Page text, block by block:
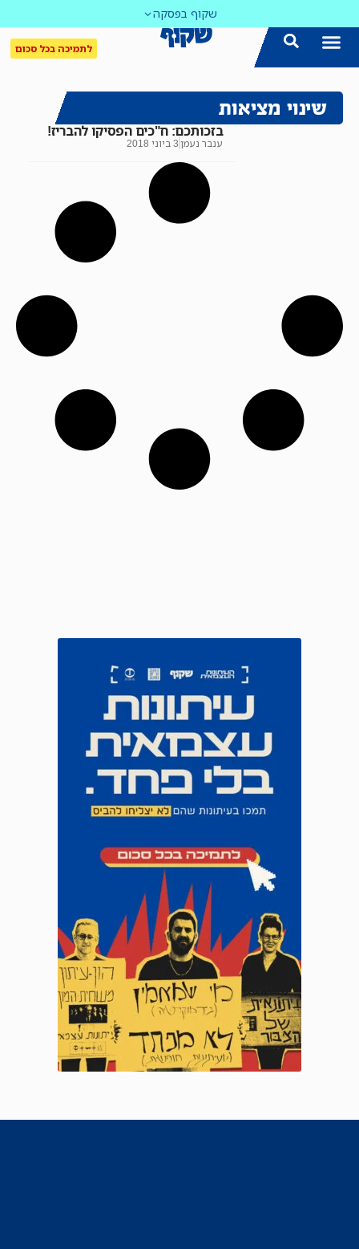
שקוף בפסקה
לתמיכה בכל סכום
שינוי מציאות
בזכותכם: ח"כים הפסיקו להבריז!
ענבר נעמן 3 ביוני 2018